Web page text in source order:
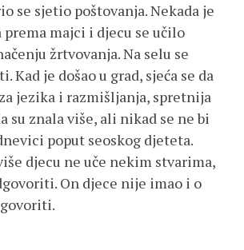
se sjetio poštovanja. Nekada je
majci i djecu se učilo
žrtvovanja. Na selu se
Kad je došao u grad, sjeća se da
jezika i razmišljanja, spretnija
su znala više, ali nikad se ne bi
poput seoskog djeteta.
djecu ne uče nekim stvarima,
On djece nije imao i o